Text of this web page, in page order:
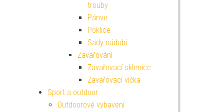
trouby
Pánve
Poklice
Sady nádobí
Zavařování
Zavařovací sklenice
Zavařovací víčka
Sport a outdoor
Outdoorové vybavení